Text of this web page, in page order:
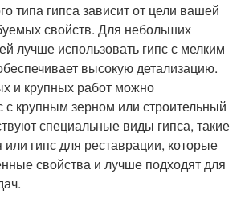
типа гипса зависит от цели вашей
свойств. Для небольших
лучше использовать гипс с мелким
высокую детализацию.
и крупных работ можно
с крупным зерном или строительный
специальные виды гипса, такие
или гипс для реставрации, которые
свойства и лучше подходят для